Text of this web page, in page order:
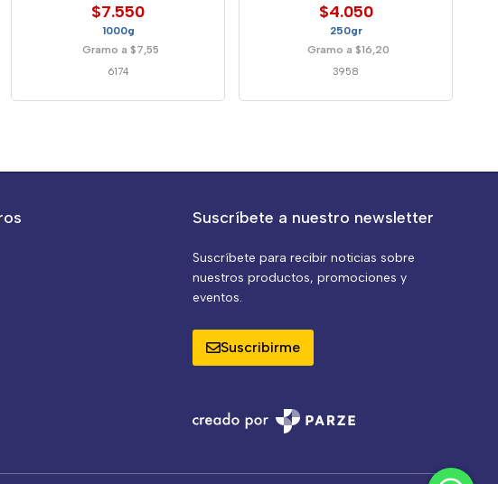
$7.550
1000g
Gramo a $7,55
6174
$4.050
250gr
Gramo a $16,20
3958
Suscríbete a nuestro newsletter
Suscríbete para recibir noticias sobre
nuestros productos, promociones y
eventos.
Suscribirme